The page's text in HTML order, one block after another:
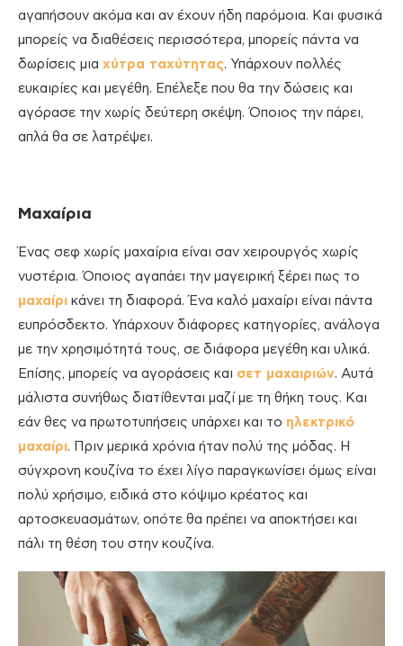
αγαπήσουν ακόμα και αν έχουν ήδη παρόμοια. Και φυσικά
μπορείς να διαθέσεις περισσότερα, μπορείς πάντα να
δωρίσεις μια χύτρα ταχύτητας. Υπάρχουν πολλές
ευκαιρίες και μεγέθη. Επέλεξε που θα την δώσεις και
αγόρασε την χωρίς δεύτερη σκέψη. Όποιος την πάρει,
απλά θα σε λατρέψει.
Μαχαίρια
Ένας σεφ χωρίς μαχαίρια είναι σαν χειρουργός χωρίς
νυστέρια. Όποιος αγαπάει την μαγειρική ξέρει πως το
μαχαίρι κάνει τη διαφορά. Ένα καλό μαχαίρι είναι πάντα
ευπρόσδεκτο. Υπάρχουν διάφορες κατηγορίες, ανάλογα
με την χρησιμότητά τους, σε διάφορα μεγέθη και υλικά.
Επίσης, μπορείς να αγοράσεις και σετ μαχαιριών. Αυτά
μάλιστα συνήθως διατίθενται μαζί με τη θήκη τους. Και
εάν θες να πρωτοτυπήσεις υπάρχει και τo ηλεκτρικό
μαχαίρι. Πριν μερικά χρόνια ήταν πολύ της μόδας. Η
σύγχρονη κουζίνα το έχει λίγο παραγκωνίσει όμως είναι
πολύ χρήσιμο, ειδικά στο κόψιμο κρέατος και
αρτοσκευασμάτων, οπότε θα πρέπει να αποκτήσει και
πάλι τη θέση του στην κουζίνα.